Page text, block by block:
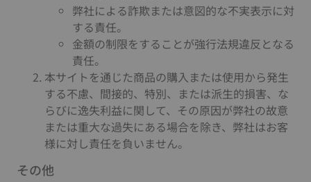
弊社による詐欺または意図的な不実表示に対
する責任。
金額の制限をすることが強行法規違反となる
責任。
本サイトを通じた商品の購入または使用から発生
する不慮、間接的、特別、または派生的損害、な
らびに逸失利益に関して、その原因が弊社の故意
または重大な過失にある場合を除き、弊社はお客
様に対し責任を負いません。
その他